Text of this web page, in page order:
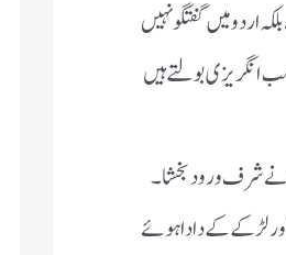
اردو میں گفتگو نہیں
انگریزی بولتے ہیں
شرف ورود بخشا ۔
لڑکے کے دادا ہوئے